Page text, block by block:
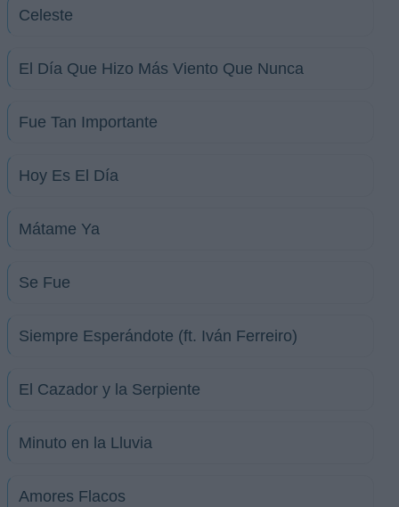
Celeste
El Día Que Hizo Más Viento Que Nunca
Fue Tan Importante
Hoy Es El Día
Mátame Ya
Se Fue
Siempre Esperándote (ft. Iván Ferreiro)
El Cazador y la Serpiente
Minuto en la Lluvia
Amores Flacos